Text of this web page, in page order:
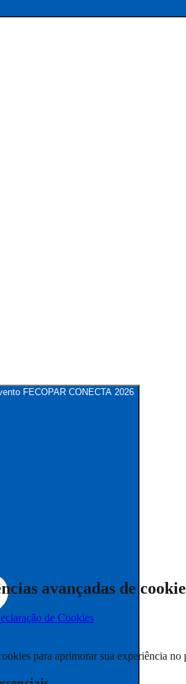
FECOPAR CONECTA 2026
avançadas de
de Cookies
para aprimorar sua experiência